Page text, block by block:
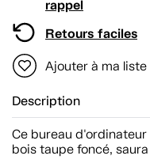
rappel
Retours faciles
Ajouter à ma
Description
Ce bureau
bois taupe foncé,